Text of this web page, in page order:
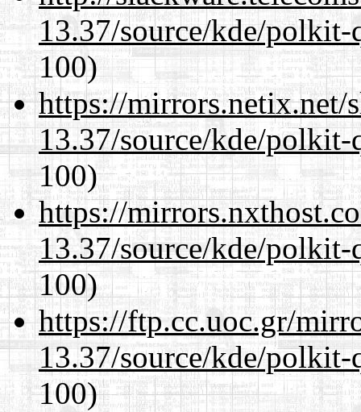
13.37/source/kde/
100)
https://mirrors.netix.net/
13.37/source/kde/
100)
https://
13.37/source/kde/
100)
https://ftp.cc.uoc.gr/
13.37/source/kde/
100)